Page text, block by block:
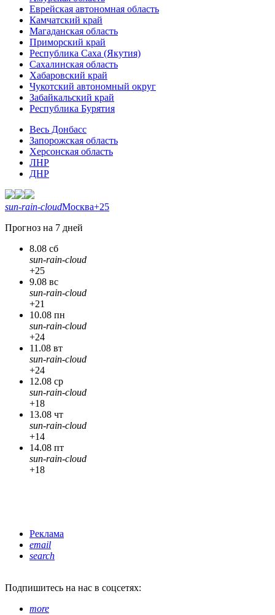
Еврейская автономная область
Камчатский край
Магаданская область
Приморский край
Республика Саха (Якутия)
Сахалинская область
Хабаровский край
Чукотский автономный округ
Забайкальский край
Республика Бурятия
Весь Донбасс
Запорожская область
Херсонская область
ЛНР
ДНР
sun-rain-cloudМосква+25
Прогноз на 7 дней
8.08 сб
sun-rain-cloud
+25
9.08 вс
sun-rain-cloud
+21
10.08 пн
sun-rain-cloud
+24
11.08 вт
sun-rain-cloud
+24
12.08 ср
sun-rain-cloud
+18
13.08 чт
sun-rain-cloud
+14
14.08 пт
sun-rain-cloud
+18
Реклама
email
search
Подпишитесь на нас в соцсетях:
more